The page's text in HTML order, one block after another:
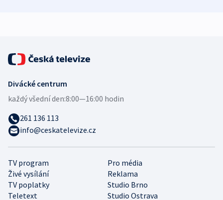
TV program
Pro média
Živé vysílání
Reklama
TV poplatky
Studio Brno
Teletext
Studio Ostrava
Divácké centrum
každý všední den:8:00—16:00 hodin
261 136 113
info@ceskatelevize.cz